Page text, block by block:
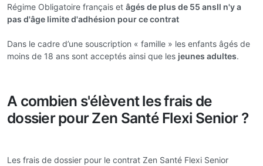
Régime Obligatoire français et âgés de plus de 55 ansIl n'y a
pas d'âge limite d'adhésion pour ce contrat
Dans le cadre d’une souscription « famille » les enfants âgés de
moins de 18 ans sont acceptés ainsi que les jeunes adultes.
A combien s'élèvent les frais de
dossier pour Zen Santé Flexi Senior ?
Les frais de dossier pour le contrat Zen Santé Flexi Senior